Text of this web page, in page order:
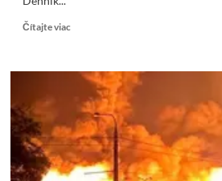
Čítajte viacRead
Korčok
znova
potvrdil,
že
je
úplne